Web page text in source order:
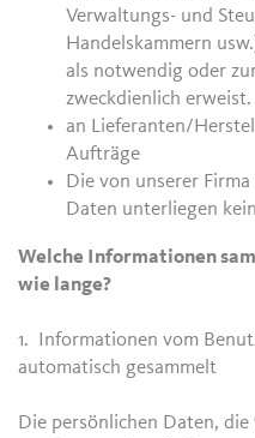
Verwaltungs- und
Handelskammern
als notwendig oder
zweckdienlich erweist.
an Lieferanten/
Aufträge
Die von unserer
Daten unterliegen
Welche Informationen
wie lange?
1. Informationen vom
automatisch gesammelt
Die persönlichen Daten,